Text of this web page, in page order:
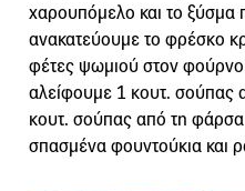
χαρουπόμελο και το ξύσμα
ανακατεύουμε το φρέσκο
φέτες ψωμιού στον
αλείφουμε 1 κουτ. σούπας
κουτ. σούπας από τη φάρσα
σπασμένα φουντούκια και